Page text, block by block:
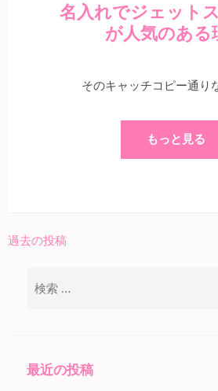
名入れでジェット
が人気のある
そのキャッチコピー通り
もっと見る
過去の投稿
最近の投稿